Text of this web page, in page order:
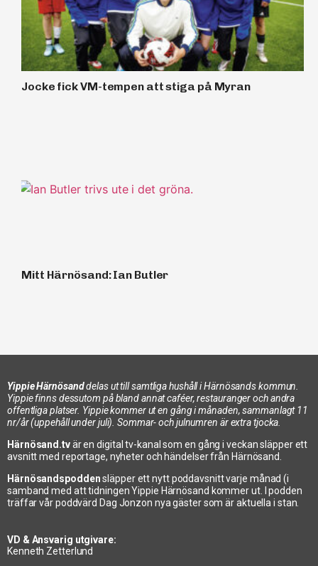
Jocke fick VM-tempen att stiga på Myran
Mitt Härnösand: Ian Butler
En ny bro – efter 90 år!
Yippie Härnösanddelas ut till samtliga hushåll i Härnösands kommun.
Yippie finns dessutom på bland annat caféer, restauranger och andra
offentliga platser. Yippie kommer ut en gång i månaden, sammanlagt 11
nr/år (uppehåll under juli). Sommar- och julnumren är extra tjocka.
Härnösand.tvär en digital tv-kanal som en gång i veckan släpper ett
avsnitt med reportage, nyheter och händelser från Härnösand.
Härnösandspoddensläpper ett nytt poddavsnitt varje månad (i
samband med att tidningen Yippie Härnösand kommer ut. I podden
träffar vår poddvärd Dag Jonzon nya gäster som är aktuella i stan.
VD & Ansvarig utgivare:
Kenneth Zetterlund